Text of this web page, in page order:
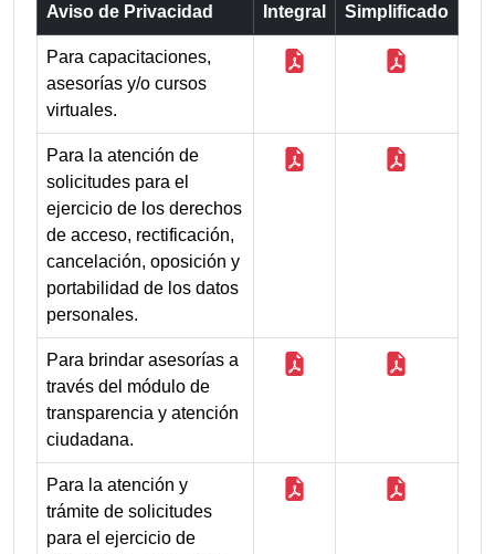
Aviso de Privacidad Integral Simplificado
Para capacitaciones,
asesorías y/o cursos
virtuales.
Para la atención de
solicitudes para el
ejercicio de los derechos
de acceso, rectificación,
cancelación, oposición y
portabilidad de los datos
personales.
Para brindar asesorías a
través del módulo de
transparencia y atención
ciudadana.
Para la atención y
trámite de solicitudes
para el ejercicio de